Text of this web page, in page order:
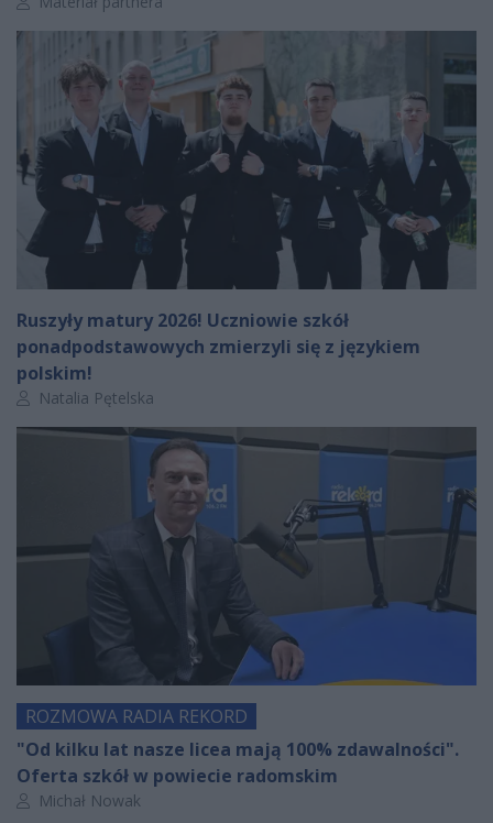
Ruszyły matury 2026! Uczniowie szkół
ponadpodstawowych zmierzyli się z językiem
polskim!
Autor artykułu:
Natalia Pętelska
ROZMOWA RADIA REKORD
"Od kilku lat nasze licea mają 100% zdawalności".
Oferta szkół w powiecie radomskim
Autor artykułu:
Michał Nowak